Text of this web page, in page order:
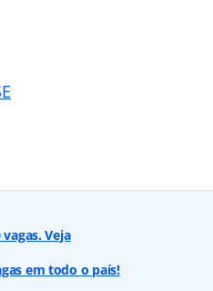
Veja
em todo o país!